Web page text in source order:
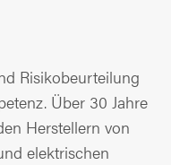
Risikobeurteilung
Über 30 Jahre
Herstellern von
elektrischen